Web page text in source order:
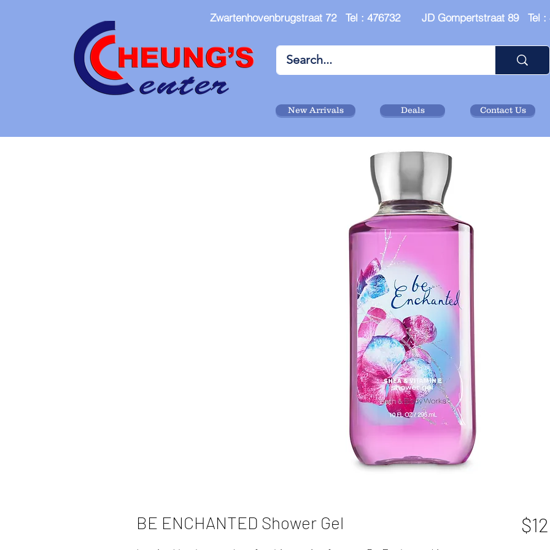
Zwartenhovenbrugstraat 72 Tel : 476732 JD Gompertstraat 89 Tel :
New Arrivals Deals Contact Us
BE ENCHANTED Shower Gel